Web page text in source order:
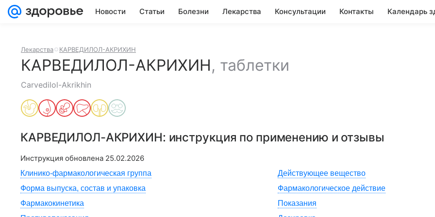
Новости Статьи Болезни Лекарства Консультации Контакты Календарь
Лекарства КАРВЕДИЛОЛ-АКРИХИН
КАРВЕДИЛОЛ-АКРИХИН, таблетки
Carvedilol-Akrikhin
КАРВЕДИЛОЛ-АКРИХИН: инструкция по применению и отзывы
Инструкция обновлена 25.02.2026
Клинико-фармакологическая группа
Действующее вещество
Форма выпуска, состав и упаковка
Фармакологическое действие
Фармакокинетика
Показания